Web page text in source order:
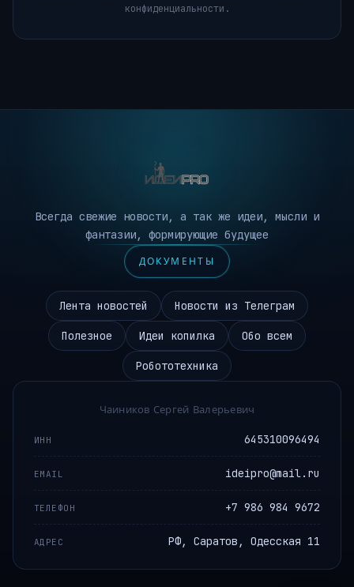
конфиденциальности.
Всегда свежие новости, а так же идеи, мысли и
фантазии, формирующие будущее
ДОКУМЕНТЫ
Лента новостей Новости из Телеграм
Полезное Идеи копилка Обо всем
Робототехника
Чаиников Сергей Валерьевич
ИНН 645310096494
EMAIL ideipro@mail.ru
ТЕЛЕФОН +7 986 984 9672
АДРЕС РФ, Саратов, Одесская 11